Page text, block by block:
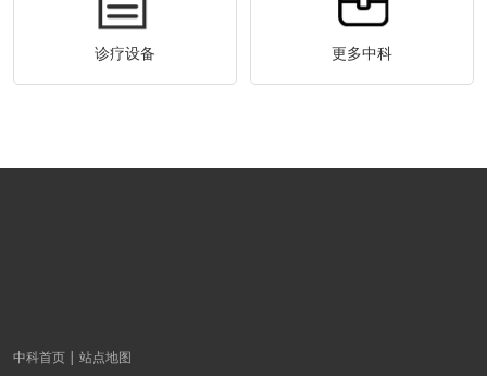
诊疗设备 更多中科
中科首页 站点地图